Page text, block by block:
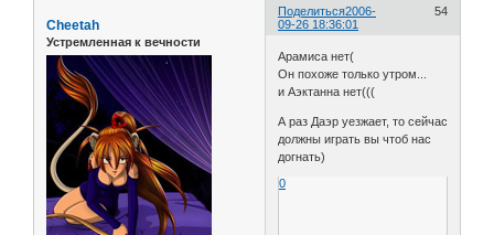
Поделиться 54
2006-
09-26 18:36:01
Cheetah
Устремленная к вечности
Арамиса нет(
Он похоже только утром...
и Аэктанна нет(((
А раз Даэр уезжает, то сейчас
должны играть вы чтоб нас
догнать)
0